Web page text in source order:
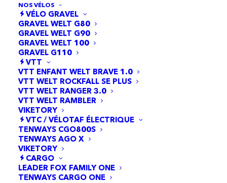
NOS VÉLOS
VÉLO GRAVEL
GRAVEL WELT G80
GRAVEL WELT G90
GRAVEL WELT 100
GRAVEL G110
VTT
VTT ENFANT WELT BRAVE 1.0
VTT WELT ROCKFALL SE PLUS
VTT WELT RANGER 3.0
VTT WELT RAMBLER
VIKETORY
VTC / VÉLOTAF ÉLECTRIQUE
TENWAYS CGO800S
TENWAYS AGO X
VIKETORY
CARGO
LEADER FOX FAMILY ONE
TENWAYS CARGO ONE
Ce produit est actuellement en rupture et
indisponible.
Simuler mon financement
Montant du financement